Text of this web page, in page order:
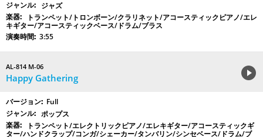
ジャズ
トランペット/トロンボーン/クラリネット/アコースティックピアノ/エレ
キギター/アコースティックベース/ドラム/ブラス
3:55
AL-814 M-06
Happy Gathering
Full
ポップス
トランペット/エレクトリックピアノ/エレキギター/アコースティックギ
ター/ハンドクラップ/コンガ/シェーカー/タンバリン/シンセベース/ドラム/ブ